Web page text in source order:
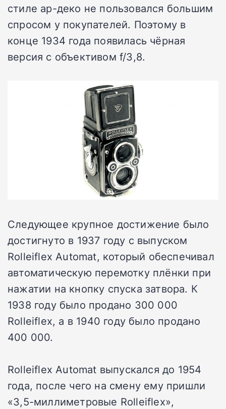
стиле ар-деко не пользовался большим
спросом у покупателей. Поэтому в
конце 1934 года появилась чёрная
версия с объективом f/3,8.
Следующее крупное достижение было
достигнуто в 1937 году с выпуском
Rolleiflex Automat, который обеспечивал
автоматическую перемотку плёнки при
нажатии на кнопку спуска затвора. К
1938 году было продано 300 000
Rolleiflex, а в 1940 году было продано
400 000.
Rolleiflex Automat выпускался до 1954
года, после чего на смену ему пришли
«3,5-миллиметровые Rolleiflex»,